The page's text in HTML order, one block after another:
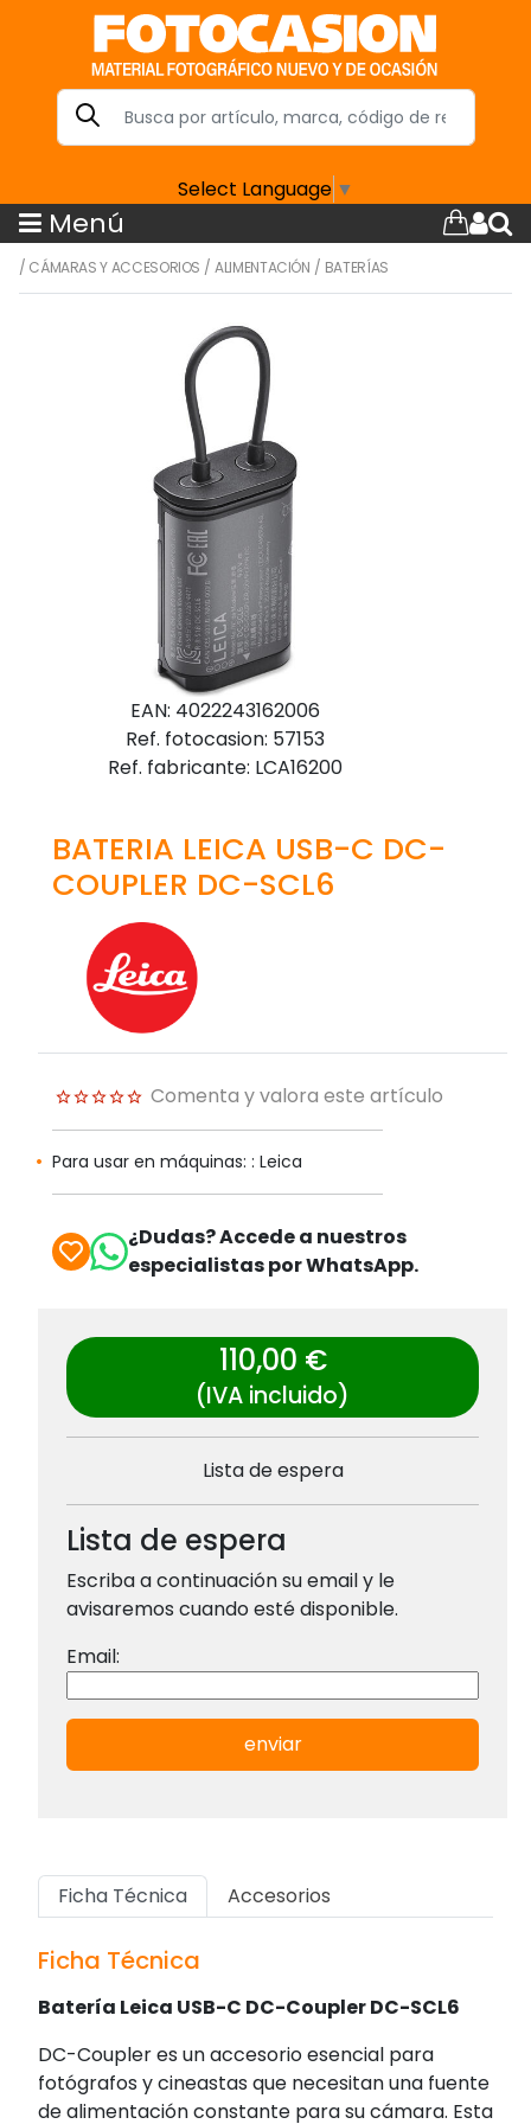
Select Language ▼
Menú
/ CÁMARAS Y ACCESORIOS /ALIMENTACIÓN / BATERÍAS
EAN: 4022243162006
Ref. fotocasion: 57153
Ref. fabricante: LCA16200
BATERIA LEICA USB-C DC-
COUPLER DC-SCL6
Comenta y valora este artículo
Para usar en máquinas: : Leica
¿Dudas? Accede a nuestros
especialistas por WhatsApp.
110,00 €
(IVA incluido)
Lista de espera
Lista de espera
Escriba a continuación su email y le
avisaremos cuando esté disponible.
Email:
enviar
Ficha Técnica Accesorios
Ficha Técnica
Batería Leica USB-C DC-Coupler DC-SCL6
DC-Coupler es un accesorio esencial para
fotógrafos y cineastas que necesitan una fuente
de alimentación constante para su cámara. Esta